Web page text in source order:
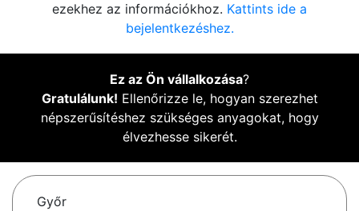
ezekhez az információkhoz. Kattints ide a
bejelentkezéshez.
Ez az Ön vállalkozása?
Gratulálunk! Ellenőrizze le, hogyan szerezhet
népszerűsítéshez szükséges anyagokat, hogy
élvezhesse sikerét.
Győr